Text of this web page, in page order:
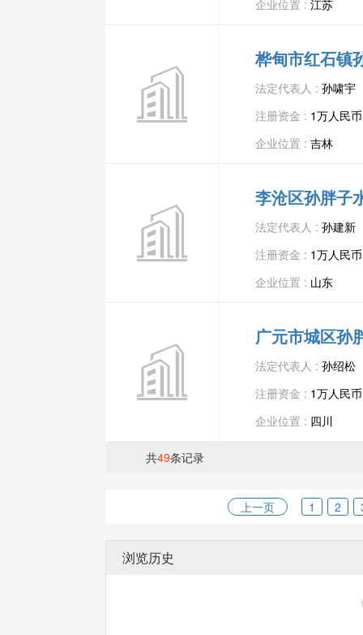
企业位置 : 江苏
桦甸市红石镇
法定代表人 : 孙啸宇
注册资金 : 1万人民币
企业位置 : 吉林
李沧区孙胖子
法定代表人 : 孙建新
注册资金 : 1万人民币
企业位置 : 山东
广元市城区孙
法定代表人 : 孙绍松
注册资金 : 1万人民币
企业位置 : 四川
共49条记录
上一页 1 2
浏览历史